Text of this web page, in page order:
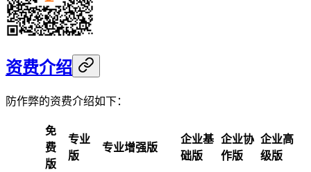
资费介绍
防作弊的资费介绍如下：
免
费
版
专业
版
专业增强版
企业基
础版
企业协
作版
企业高
级版